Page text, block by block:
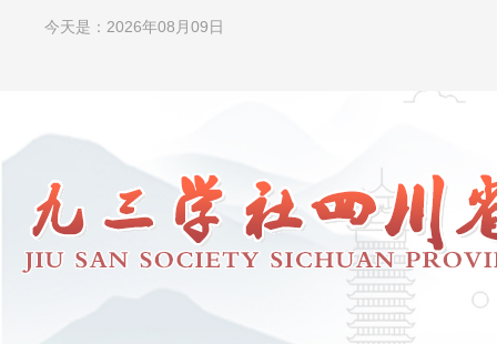
今天是：2026年08月09日